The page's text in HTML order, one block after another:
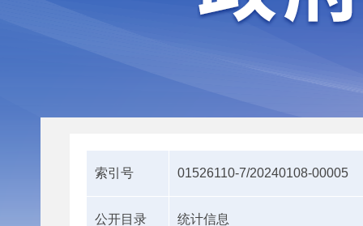
索引号 01526110-7/20240108-00005
公开目录 统计信息